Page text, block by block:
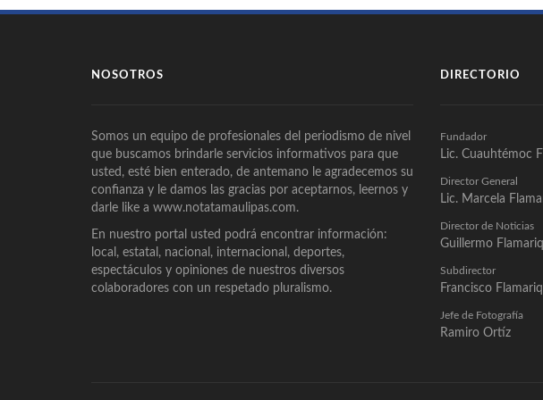
NOSOTROS
Somos un equipo de profesionales del periodismo de nivel
que buscamos brindarle servicios informativos para que
usted, esté bien enterado, de antemano le agradecemos su
confianza y le damos las gracias por aceptarnos, leernos y
darle like a www.notatamaulipas.com.
En nuestro portal usted podrá encontrar información:
local, estatal, nacional, internacional, deportes,
espectáculos y opiniones de nuestros diversos
colaboradores con un respetado pluralismo.
DIRECTORIO
Fundador
Lic. Cuauhtémoc
Director General
Lic. Marcela
Director de Noticias
Guillermo
Subdirector
Francisco
Jefe de Fotografía
Ramiro Ortíz